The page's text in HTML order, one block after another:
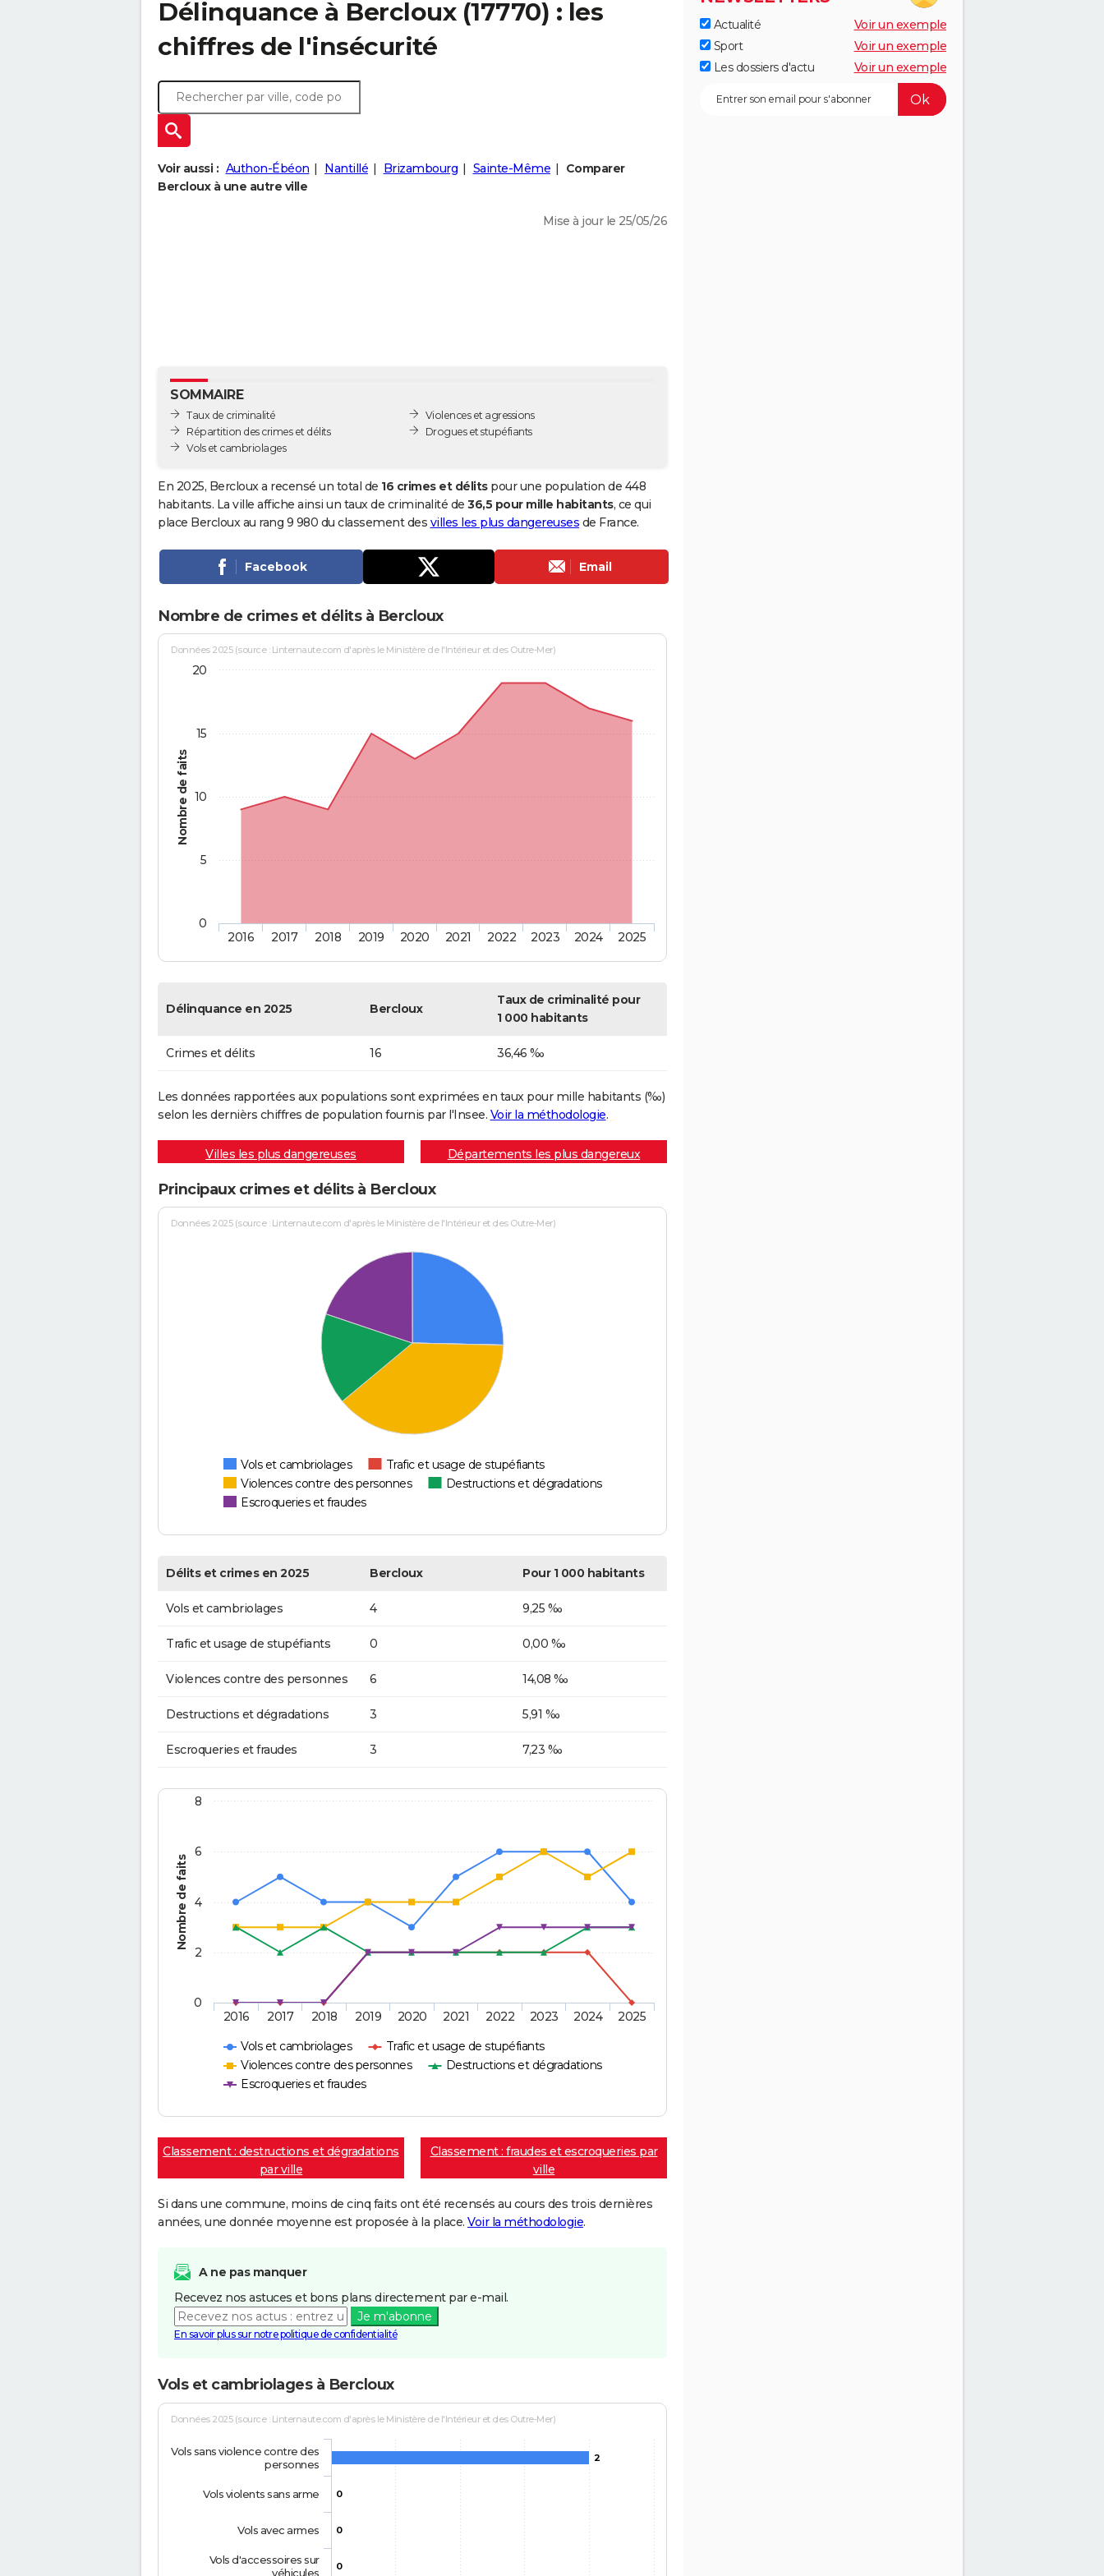
Délinquance à Bercloux(17770) : les
chiffres de l'insécurité
Voir aussi : Authon-Ébéon Nantillé Brizambourg Sainte-Même
Comparer
Bercloux à une autre ville
Mise à jour le 25/05/26
SOMMAIRE
Taux de criminalité
Répartition des crimes et délits
Vols et cambriolages
Violences et agressions
Drogues et stupéfiants
En 2025, Bercloux a recensé un total de 16 crimes et délitspour une population de 448
habitants. La ville affiche ainsi un taux de criminalité de 36,5 pour mille habitants, ce qui
place Bercloux au rang 9 980 du classement des villes les plus dangereuses de France.
Facebook Email
Nombre de crimes et délits à Bercloux
Nombre de faits
Données 2025 (source : Linternaute.com d'après le Ministère de l'Intérieur et des Outre-Mer)
2016 2017 2018 2019 2020 2021 2022 2023 2024 2025
0
5
10
15
20
Délinquance en 2025 Bercloux
Taux de criminalité pour
1 000 habitants
Crimes et délits 16 36,46 ‰
Les données rapportées aux populations sont exprimées en taux pour mille habitants (‰)
selon les dernièrs chiffres de population fournis par l'Insee. Voir la méthodologie.
Villes les plus dangereuses Départements les plus dangereux
Principaux crimes et délits à Bercloux
Données 2025 (source : Linternaute.com d'après le Ministère de l'Intérieur et des Outre-Mer)
Vols et cambriolages
Trafic et usage de stupéfiants
Violences contre des personnes
Destructions et dégradations
Escroqueries et fraudes
Délits et crimes en 2025 Bercloux Pour 1 000 habitants
Vols et cambriolages 4 9,25 ‰
Trafic et usage de stupéfiants 0 0,00 ‰
Violences contre des personnes 6 14,08 ‰
Destructions et dégradations 3 5,91 ‰
Escroqueries et fraudes 3 7,23 ‰
Nombre de faits
Vols et cambriolages
Trafic et usage de stupéfiants
Violences contre des personnes
Destructions et dégradations
Escroqueries et fraudes
2016 2017 2018 2019 2020 2021 2022 2023 2024 2025
0
2
4
6
8
Classement : destructions et dégradations
par ville
Classement : fraudes et escroqueries par
ville
Si dans une commune, moins de cinq faits ont été recensés au cours des trois dernières
années, une donnée moyenne est proposée à la place. Voir la méthodologie.
A ne pas manquer
Recevez nos astuces et bons plans directement par e-mail.
Je m'abonne
En savoir plus sur notre politique de confidentialité
Vols et cambriolages à Bercloux
Données 2025 (source : Linternaute.com d'après le Ministère de l'Intérieur et des Outre-Mer)
2
0
0
0
Vols sans violence contre des
personnes
Vols violents sans arme
Vols avec armes
Vols d'accessoires sur
véhicules
Actualité
Voir un exemple
Sport
Voir un exemple
Les dossiers d'actu
Voir un exemple